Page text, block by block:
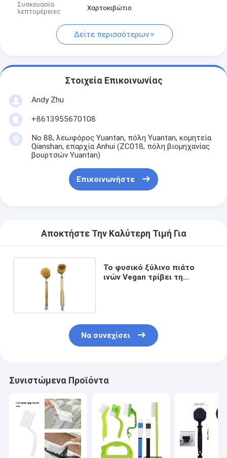
Συσκευασία
λεπτομέρειες
Χαρτοκιβώτιο
Δείτε περισσότερων
Στοιχεία Επικοινωνίας
Andy Zhu
+8613955670108
Νο 88, λεωφόρος Yuantan, πόλη Yuantan, κομητεία
Qianshan, επαρχία Anhui (ZC018, πόλη βιομηχανίας
βουρτσών Yuantan)
Επικοινωνήστε
Αποκτήστε Την Καλύτερη Τιμή Για
Το φυσικό ξύλινο πιάτο
ινών Vegan τρίβει τη
Να συνεχίσει
Συνιστώμενα Προϊόντα